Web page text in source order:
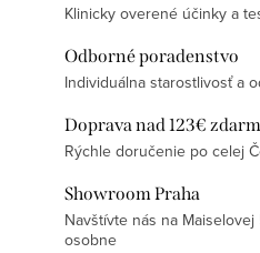
Klinicky overené účinky a
Odborné poradenstvo
Individuálna starostlivosť a
Doprava nad 123€
Rýchle doručenie po celej
Showroom Praha
Navštívte nás na
osobne